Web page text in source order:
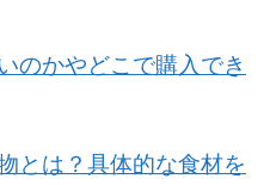
のかやどこで購入でき
とは？具体的な食材を